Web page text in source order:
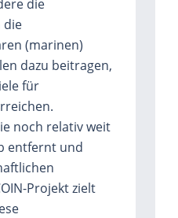
die
die
(marinen)
dazu beitragen,
für
noch relativ weit
entfernt und
Projekt zielt